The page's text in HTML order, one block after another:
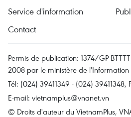
Service d'information
Contact
Permis de publication: 1374/GP-
2008 par le ministère de
Tél: (024) 39411349 - (024) 39411348,
E-mail: vietnamplus@vnanet.vn
© Droits d'auteur du VietnamPlus,